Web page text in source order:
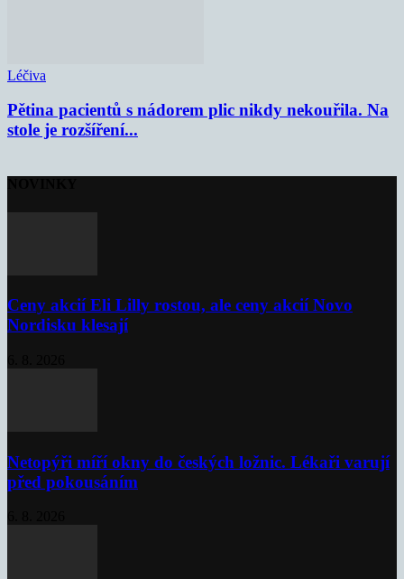
Léčiva
Pětina pacientů s nádorem plic nikdy nekouřila. Na
stole je rozšíření...
Ceny akcií Eli Lilly rostou, ale ceny akcií Novo
Nordisku klesají
Netopýři míří okny do českých ložnic. Lékaři varují
před pokousáním